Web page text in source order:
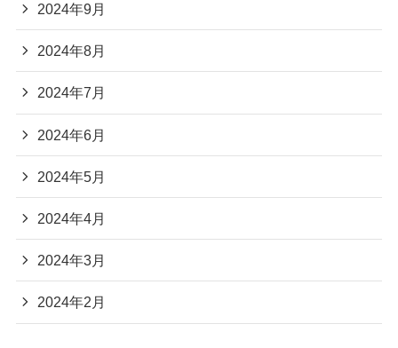
2024年9月
2024年8月
2024年7月
2024年6月
2024年5月
2024年4月
2024年3月
2024年2月